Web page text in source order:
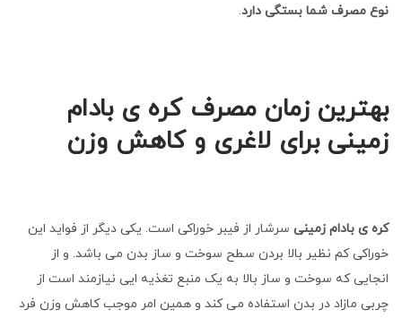
نوع مصرف شما بستگی دارد.
بهترین زمان مصرف کره ی بادام
زمینی برای لاغری و کاهش وزن
کره ی بادام زمینی سرشار از فیبر خوراکی است. یکی دیگر از فواید این
خوراکی کم نظیر بالا بردن سطح سوخت و ساز بدن می باشد. و از
انجایی که سوخت و ساز بالا به یک منبع تغذیه ایی نیازمند است از
چربی مازاد در بدن استفاده می کند و همین امر موجب کاهش وزن فرد